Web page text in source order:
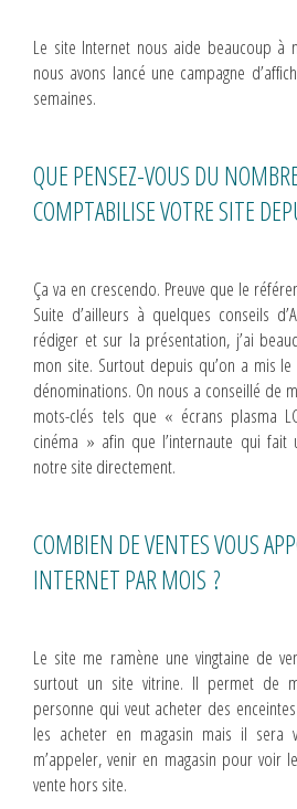
Le site Internet nous aide beaucoup à
nous avons lancé une campagne
semaines.
QUE PENSEZ-VOUS DU
COMPTABILISE VOTRE SITE
Ça va en crescendo. Preuve que le
Suite d’ailleurs à quelques conseils
rédiger et sur la présentation, j’ai
mon site. Surtout depuis qu’on a mis
dénominations. On nous a conseillé de
mots-clés tels que « écrans plasma
cinéma » afin que l’internaute qui fait
notre site directement.
COMBIEN DE VENTES VOUS
INTERNET PAR MOIS ?
Le site me ramène une vingtaine de
surtout un site vitrine. Il permet de
personne qui veut acheter des
les acheter en magasin mais il sera
m’appeler, venir en magasin pour
vente hors site.